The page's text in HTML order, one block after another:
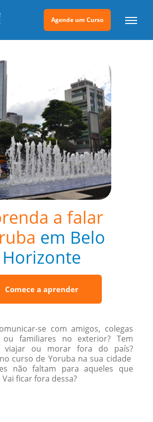
Agende um Curso
a falar
em Belo
Horizonte
Comece a aprender
se com amigos, colegas
familiares no exterior? Tem
viajar ou morar fora do país?
curso de Yoruba na sua cidade
não faltam para aqueles que
ficar fora dessa?